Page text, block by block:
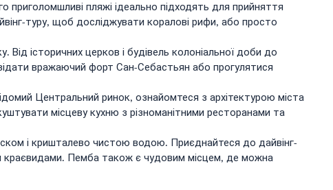
приголомшливі пляжі ідеально підходять для прийняття
туру, щоб досліджувати коралові рифи, або просто
історичних церков і будівель колоніальної доби до
вражаючий форт Сан-Себастьян або прогулятися
Центральний ринок, ознайомтеся з архітектурою міста
місцеву кухню з різноманітними ресторанами та
і кришталево чистою водою. Приєднайтеся до дайвінг-
краєвидами. Пемба також є чудовим місцем, де можна